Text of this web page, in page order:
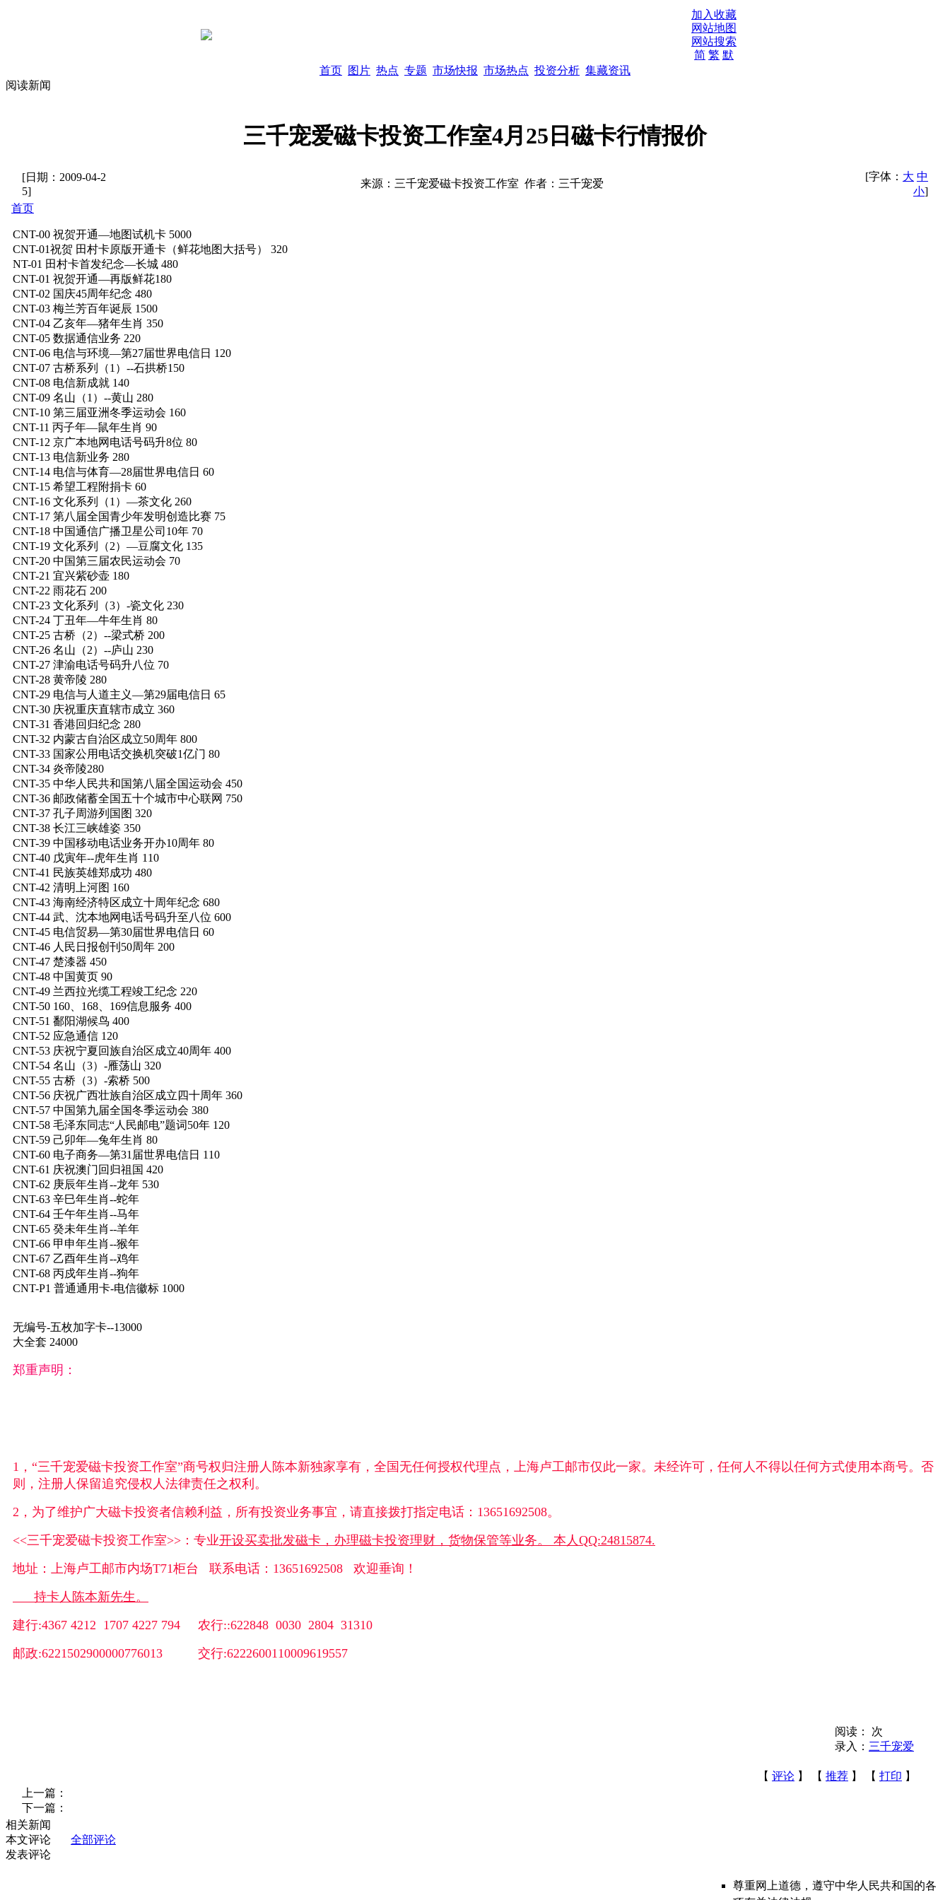
加入收藏
网站地图
网站搜索
简 繁 默
首页 图片 热点 专题 市场快报 市场热点 投资分析 集藏资讯
阅读新闻
三千宠爱磁卡投资工作室4月25日磁卡行情报价
[日期： 2009-04-2
5]
来源： 三千宠爱磁卡投资工作室 作者： 三千宠爱
[字体： 大 中
小]
首页
CNT-00 祝贺开通—地图试机卡 5000
CNT-01祝贺 田村卡原版开通卡（鲜花地图大括号） 320
NT-01 田村卡首发纪念—长城 480
CNT-01 祝贺开通—再版鲜花180
CNT-02 国庆45周年纪念 480
CNT-03 梅兰芳百年诞辰 1500
CNT-04 乙亥年—猪年生肖 350
CNT-05 数据通信业务 220
CNT-06 电信与环境—第27届世界电信日 120
CNT-07 古桥系列（1）--石拱桥150
CNT-08 电信新成就 140
CNT-09 名山（1）--黄山 280
CNT-10 第三届亚洲冬季运动会 160
CNT-11 丙子年—鼠年生肖 90
CNT-12 京广本地网电话号码升8位 80
CNT-13 电信新业务 280
CNT-14 电信与体育—28届世界电信日 60
CNT-15 希望工程附捐卡 60
CNT-16 文化系列（1）—茶文化 260
CNT-17 第八届全国青少年发明创造比赛 75
CNT-18 中国通信广播卫星公司10年 70
CNT-19 文化系列（2）—豆腐文化 135
CNT-20 中国第三届农民运动会 70
CNT-21 宜兴紫砂壶 180
CNT-22 雨花石 200
CNT-23 文化系列（3）-瓷文化 230
CNT-24 丁丑年—牛年生肖 80
CNT-25 古桥（2）--梁式桥 200
CNT-26 名山（2）--庐山 230
CNT-27 津渝电话号码升八位 70
CNT-28 黄帝陵 280
CNT-29 电信与人道主义—第29届电信日 65
CNT-30 庆祝重庆直辖市成立 360
CNT-31 香港回归纪念 280
CNT-32 内蒙古自治区成立50周年 800
CNT-33 国家公用电话交换机突破1亿门 80
CNT-34 炎帝陵280
CNT-35 中华人民共和国第八届全国运动会 450
CNT-36 邮政储蓄全国五十个城市中心联网 750
CNT-37 孔子周游列国图 320
CNT-38 长江三峡雄姿 350
CNT-39 中国移动电话业务开办10周年 80
CNT-40 戊寅年--虎年生肖 110
CNT-41 民族英雄郑成功 480
CNT-42 清明上河图 160
CNT-43 海南经济特区成立十周年纪念 680
CNT-44 武、沈本地网电话号码升至八位 600
CNT-45 电信贸易—第30届世界电信日 60
CNT-46 人民日报创刊50周年 200
CNT-47 楚漆器 450
CNT-48 中国黄页 90
CNT-49 兰西拉光缆工程竣工纪念 220
CNT-50 160、168、169信息服务 400
CNT-51 鄱阳湖候鸟 400
CNT-52 应急通信 120
CNT-53 庆祝宁夏回族自治区成立40周年 400
CNT-54 名山（3）-雁荡山 320
CNT-55 古桥（3）-索桥 500
CNT-56 庆祝广西壮族自治区成立四十周年 360
CNT-57 中国第九届全国冬季运动会 380
CNT-58 毛泽东同志“人民邮电”题词50年 120
CNT-59 己卯年—兔年生肖 80
CNT-60 电子商务—第31届世界电信日 110
CNT-61 庆祝澳门回归祖国 420
CNT-62 庚辰年生肖--龙年 530
CNT-63 辛巳年生肖--蛇年
CNT-64 壬午年生肖--马年
CNT-65 癸未年生肖--羊年
CNT-66 甲申年生肖--猴年
CNT-67 乙酉年生肖--鸡年
CNT-68 丙戍年生肖--狗年
CNT-P1 普通通用卡-电信徽标 1000
无编号-五枚加字卡--13000
大全套 24000
郑重声明：
1，“三千宠爱磁卡投资工作室”商号权归注册人陈本新独家享有，全国无任何授权代理点，上海卢工邮市仅此一家。未经许可，任何人不得以任何方式使用本商号。否
则，注册人保留追究侵权人法律责任之权利。
2，为了维护广大磁卡投资者信赖利益，所有投资业务事宜，请直接拨打指定电话：13651692508。
<<三千宠爱磁卡投资工作室>>：专业开设买卖批发磁卡，办理磁卡投资理财，货物保管等业务。 本人QQ:24815874.
地址：上海卢工邮市内场T71柜台 联系电话：13651692508 欢迎垂询！
持卡人陈本新先生。
建行:4367 4212 1707 4227 794 农行::622848 0030 2804 31310
邮政:6221502900000776013 交行:6222600110009619557
阅读：
次
录入： 三千宠爱
【 评论 】 【 推荐 】 【 打印 】
上一篇：
下一篇：
相关新闻
本文评论
全部评论
发表评论
尊重网上道德，遵守中华人民共和国的各